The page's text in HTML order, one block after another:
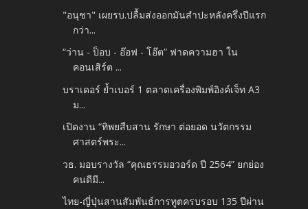
"อนุชา" เผยรบ.ปลื้มส่งออกมันสำปะหลังครึ่งปีแรก
กว่า...
“ว่าน - ป็อบ - อ๊อฟ - โอ๊ต” ฟาดความฮา ใน
คอนเสิร์ต ...
บราเดอร์ ย้ำเบอร์ 1 ตลาดเครื่องพิมพ์อิงค์เจ็ท A3
ม...
เปิดงาน “ทิพยสืบสาน รักษา ต่อยอด นวัตกรรม
ศาสตร์พระ...
วธ. มอบรางวัล “คุณธรรมอวอร์ด ปี 2564” ยกย่อง
คนดีมี...
ไทย-ญี่ปุ่นสานสัมพันธ์การทูตครบรอบ 135 ปีผ่าน